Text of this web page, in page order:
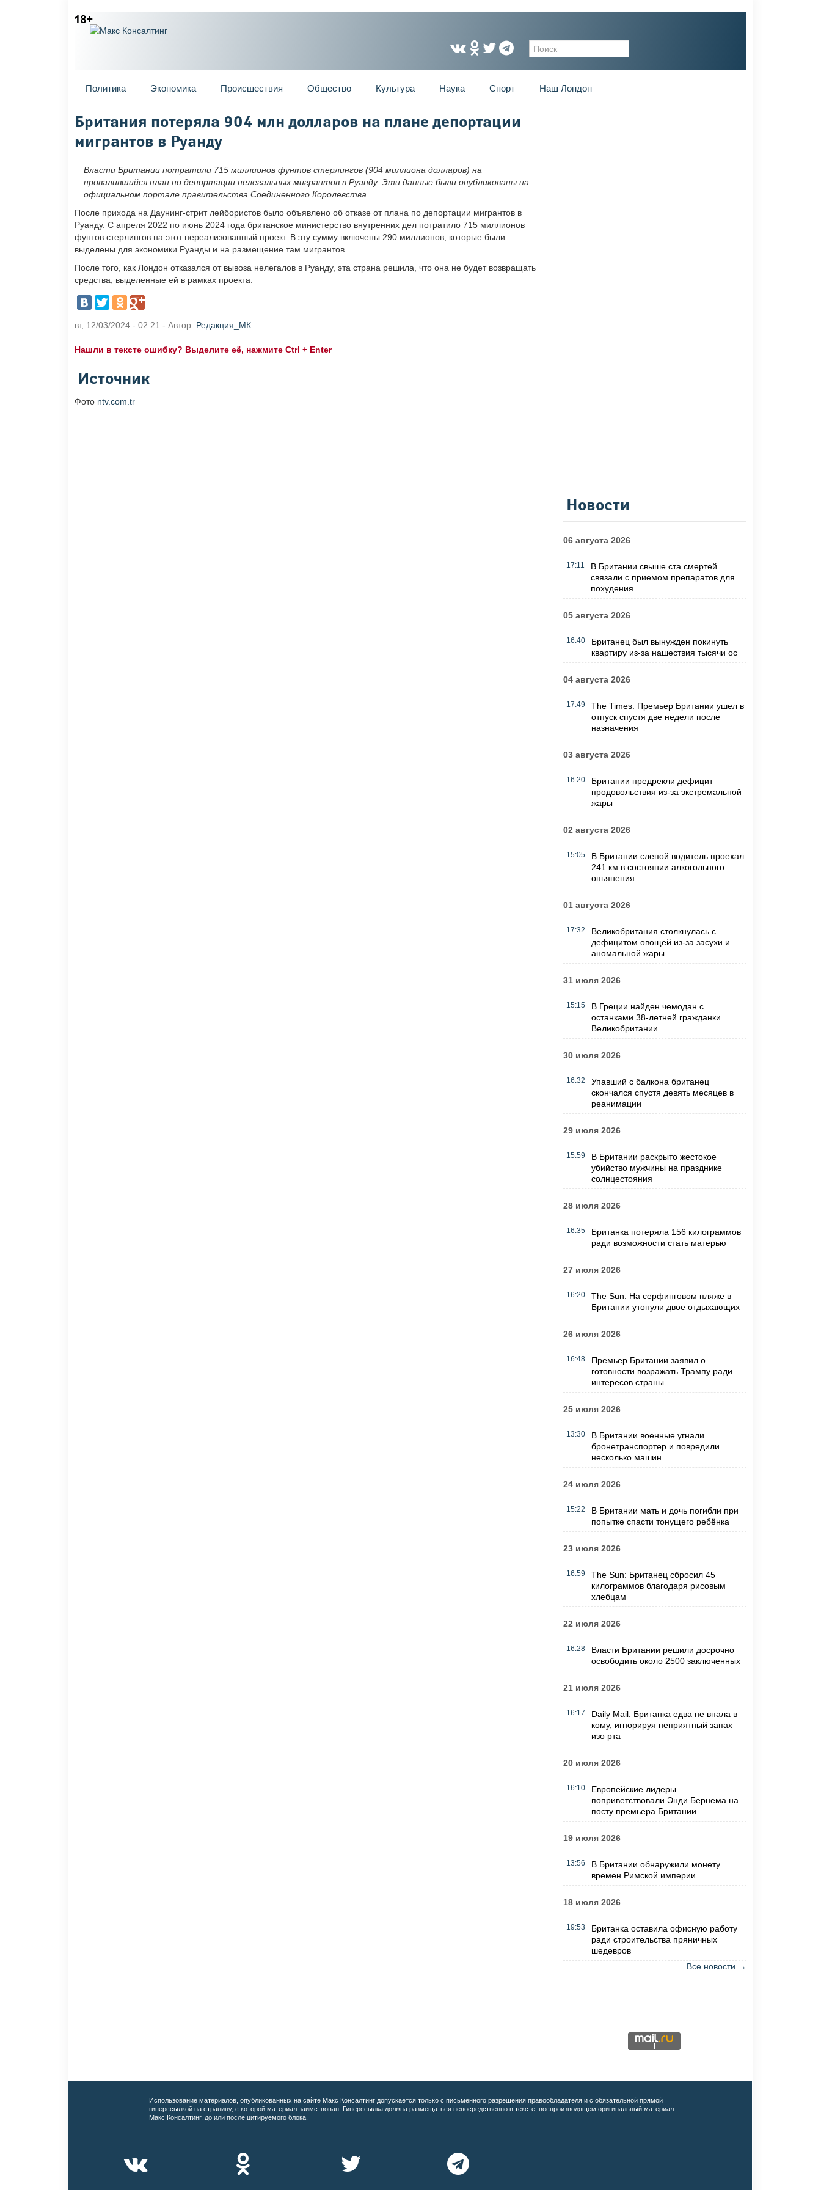
Форма поиска
Главное меню
Политика Экономика Происшествия Общество Культура Наука Спорт Наш Лондон
Вы здесь
Британия потеряла 904 млн долларов на плане депортации
мигрантов в Руанду
Власти Британии потратили 715 миллионов фунтов стерлингов (904 миллиона долларов) на
провалившийся план по депортации нелегальных мигрантов в Руанду. Эти данные были опубликованы на
официальном портале правительства Соединенного Королевства.
После прихода на Даунинг-стрит лейбористов было объявлено об отказе от плана по депортации мигрантов в
Руанду. С апреля 2022 по июнь 2024 года британское министерство внутренних дел потратило 715 миллионов
фунтов стерлингов на этот нереализованный проект. В эту сумму включены 290 миллионов, которые были
выделены для экономики Руанды и на размещение там мигрантов.
После того, как Лондон отказался от вывоза нелегалов в Руанду, эта страна решила, что она не будет возвращать
средства, выделенные ей в рамках проекта.
вт, 12/03/2024 - 02:21 - Автор: Редакция_МК
Нашли в тексте ошибку? Выделите её, нажмите Ctrl + Enter
Источник
Фото ntv.com.tr
Новости
06 августа 2026
17:11
В Британии свыше ста смертей
связали с приемом препаратов для
похудения
05 августа 2026
16:40
Британец был вынужден покинуть
квартиру из-за нашествия тысячи ос
04 августа 2026
17:49
The Times: Премьер Британии ушел в
отпуск спустя две недели после
назначения
03 августа 2026
16:20
Британии предрекли дефицит
продовольствия из-за экстремальной
жары
02 августа 2026
15:05
В Британии слепой водитель проехал
241 км в состоянии алкогольного
опьянения
01 августа 2026
17:32
Великобритания столкнулась с
дефицитом овощей из-за засухи и
аномальной жары
31 июля 2026
15:15
В Греции найден чемодан с
останками 38-летней гражданки
Великобритании
30 июля 2026
16:32
Упавший с балкона британец
скончался спустя девять месяцев в
реанимации
29 июля 2026
15:59
В Британии раскрыто жестокое
убийство мужчины на празднике
солнцестояния
28 июля 2026
16:35
Британка потеряла 156 килограммов
ради возможности стать матерью
27 июля 2026
16:20
The Sun: На серфинговом пляже в
Британии утонули двое отдыхающих
26 июля 2026
16:48
Премьер Британии заявил о
готовности возражать Трампу ради
интересов страны
25 июля 2026
13:30
В Британии военные угнали
бронетранспортер и повредили
несколько машин
24 июля 2026
15:22
В Британии мать и дочь погибли при
попытке спасти тонущего ребёнка
23 июля 2026
16:59
The Sun: Британец сбросил 45
килограммов благодаря рисовым
хлебцам
22 июля 2026
16:28
Власти Британии решили досрочно
освободить около 2500 заключенных
21 июля 2026
16:17
Daily Mail: Британка едва не впала в
кому, игнорируя неприятный запах
изо рта
20 июля 2026
16:10
Европейские лидеры
поприветствовали Энди Бернема на
посту премьера Британии
19 июля 2026
13:56
В Британии обнаружили монету
времен Римской империи
18 июля 2026
19:53
Британка оставила офисную работу
ради строительства пряничных
шедевров
Все новости →
Использование материалов, опубликованных на сайте Макс Консалтинг допускается только с письменного разрешения правообладателя и с обязательной прямой
гиперссылкой на страницу, с которой материал заимствован. Гиперссылка должна размещаться непосредственно в тексте, воспроизводящем оригинальный материал
Макс Консалтинг, до или после цитируемого блока.